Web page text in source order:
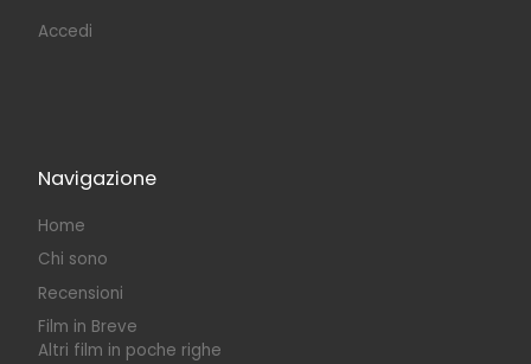
Accedi
Navigazione
Home
Chi sono
Recensioni
Film in Breve
Altri film in poche righe